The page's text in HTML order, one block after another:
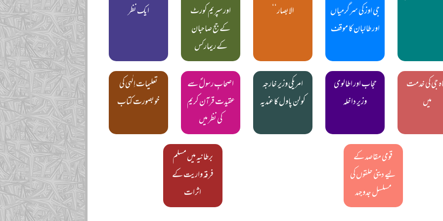
جی اوز کی سرگرمیاں
اور طالبان کا موقف
الابصار‘‘
اور سپریم کورٹ
کے جج صاحبان
کے ریمارکس
ایک نظر
جی کی خدمت
میں
حجاب اور اطالوی
وزیر داخلہ
امریکی وزیر خارجہ
کولن پاول کا عندیہ
اصحابِ رسولؐ سے
عقیدت قرآن کریم
کی نظر میں
تعلیمات اِلٰہی کی
خوبصورت کتاب
قومی مقاصد کے
لیے دینی حلقوں کی
مسلسل جدوجہد
برطانیہ میں مسلم
فرقہ واریت کے
اثرات